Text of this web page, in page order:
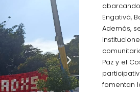
Engativá,
Además,
Paz y el
fomentan